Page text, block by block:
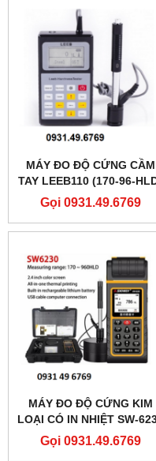
MÁY ĐO ĐỘ CỨNG CẦM
TAY LEEB110 (170-96-
Gọi 0931.49.6769
MÁY ĐO ĐỘ CỨNG KIM
LOẠI CÓ IN NHIỆT SW-
SNDWAY
Gọi 0931.49.6769